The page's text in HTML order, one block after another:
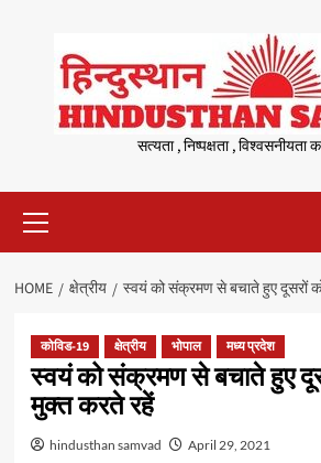
content
सत्यता , निष्पक्षता , विश्वसनीयता
Menu
HOME क्षेत्रीय स्वयं को संक्रमण से बचाते हुए दूसरों
कोविड-19 क्षेत्रीय भोपाल मध्य प्रदेश
स्वयं को संक्रमण से बचाते हुए
मुक्त करते रहें
hindusthan samvad April 29, 2021